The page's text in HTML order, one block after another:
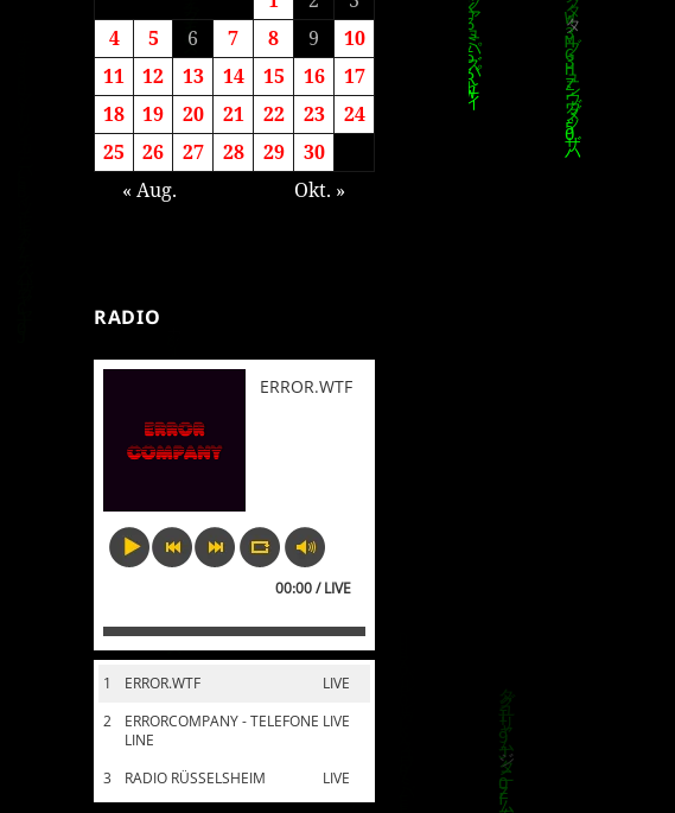
4
5 6 7 8 9
10
11
12 13 14 15 16
17
18
19 20 21 22 23
24
25
26 27 28 29
30
« Aug.
Okt. »
RADIO
ERROR.WTF
00:00 / LIVE
1 LIVE
ERROR.WTF
2
LIVE
ERRORCOMPANY - TELEFONE
LINE
3
LIVE
RADIO RÜSSELSHEIM